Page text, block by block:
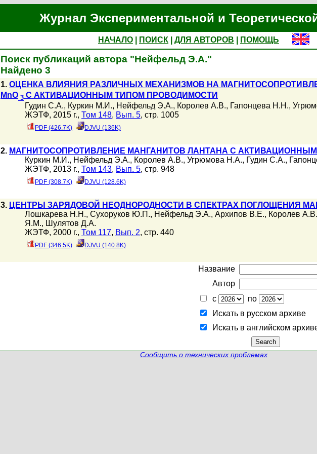
Журнал Экспериментальной и
НАЧАЛО ПОИСК ДЛЯ АВТОРОВ
ПОМОЩЬ
Поиск публикаций автора "Нейфельд Э.А."
Найдено 3
1. ОЦЕНКА ВЛИЯНИЯ РАЗЛИЧНЫХ МЕХАНИЗМОВ НА
MnO 3 С АКТИВАЦИОННЫМ ТИПОМ ПРОВОДИМОСТИ
Гудин С.А., Куркин М.И., Нейфельд Э.А., Королев А.В., Гапонцева Н.Н.,
ЖЭТФ, 2015 г., Том 148, Вып. 5, стр. 1005
PDF (426.7K) DJVU (136K)
2. МАГНИТОСОПРОТИВЛЕНИЕ МАНГАНИТОВ ЛАНТАНА С
Куркин М.И., Нейфельд Э.А., Королев А.В., Угрюмова Н.А., Гудин С.А.,
ЖЭТФ, 2013 г., Том 143, Вып. 5, стр. 948
PDF (308.7K) DJVU (128.6K)
3. ЦЕНТРЫ ЗАРЯДОВОЙ НЕОДНОРОДНОСТИ В СПЕКТРАХ ПОГЛОЩЕНИЯ
Лошкарева Н.Н., Сухоруков Ю.П., Нейфельд Э.А., Архипов В.Е., Королев А.В.
Я.М., Шулятов Д.А.
ЖЭТФ, 2000 г., Том 117, Вып. 2, стр. 440
PDF (346.5K) DJVU (140.8K)
Название
Автор
с
по
Искать в русском архиве
Искать в английском
Сообщить о технических проблемах